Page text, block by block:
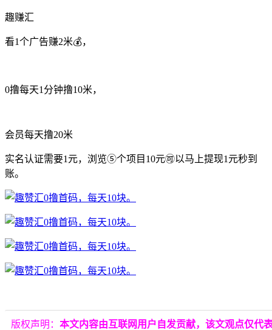
趣赚汇
看1个广告赚2米💰，
0撸每天1分钟撸10米，
会员每天撸20米
实名认证需要1元，浏览⑤个项目10元🉑以马上提现1元秒到
账。
版权声明： 本文内容由互联网用户自发贡献，该文观点仅代